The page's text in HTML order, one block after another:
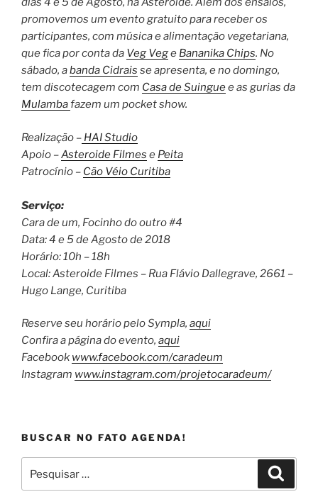
promovemos um evento gratuito para receber os
participantes, com música e alimentação vegetariana,
que fica por conta da Veg Vege Bananika Chips. No
sábado, abanda Cidrais se apresenta, e no domingo,
tem discotecagem com Casa de Suinguee as gurias da
Mulambafazem um pocket show.
Realização – HAI Studio
Apoio –Asteroide Filmes e Peita
Patrocínio – Cão Véio Curitiba
Serviço:
Cara de um, Focinho do outro #4
Data: 4 e 5 de Agosto de 2018
Horário: 10h – 18h
Local: Asteroide Filmes – Rua Flávio Dallegrave, 2661 –
Hugo Lange, Curitiba
Reserve seu horário pelo Sympla, aqui
Confira a página do evento, aqui
Facebook www.facebook.com/caradeum
Instagram www.instagram.com/projetocaradeum/
BUSCAR NO FATO AGENDA!
por: